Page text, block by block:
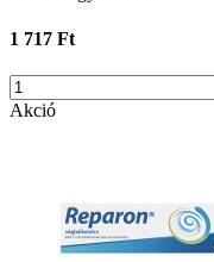
1 717 Ft
Akció